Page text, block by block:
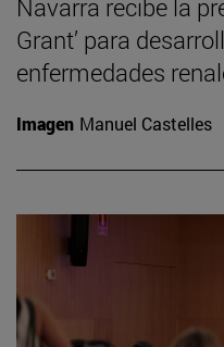
Navarra recibe la
Grant’ para
enfermedades
Imagen Manuel Castelles